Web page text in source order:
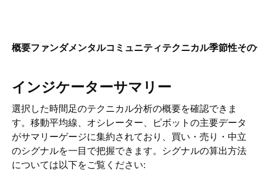
概要ファンダメンタルコミュニティテクニカル季節性その
インジケーターサマリー
選択した時間足のテクニカル分析の概要を確認できま
す。移動平均線、オシレーター、ピボットの主要データ
がサマリーゲージに集約されており、買い・売り・中立
のシグナルを一目で把握できます。シグナルの算出方法
については以下をご覧ください: